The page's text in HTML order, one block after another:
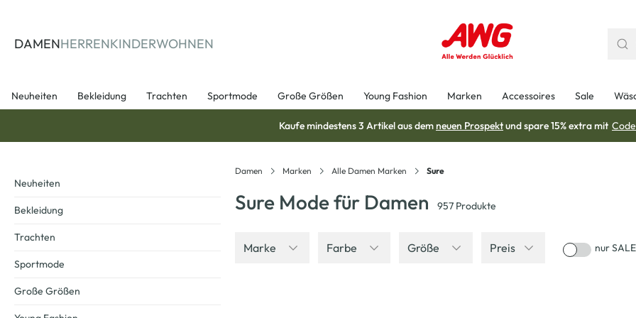
DAMENHERRENKINDERWOHNEN
Neuheiten Bekleidung Trachten Sportmode Große Größen Young Fashion Marken Accessoires Sale
Kaufe mindestens 3 Artikel aus demneuen Prospektund spare 15% extra mit
Damen Marken Alle Damen Marken Sure
Sure Mode für Damen 957 Produkte
Marke Farbe Größe Preis nur
Neuheiten
Bekleidung
Trachten
Sportmode
Große Größen